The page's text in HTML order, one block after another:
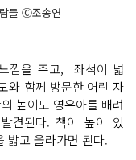
들 Ⓒ조송연
낌을 주고, 좌석이 넓
와 함께 방문한 어린 자
높이도 영유아를 배려
견된다. 책이 높이 있
밟고 올라가면 된다.